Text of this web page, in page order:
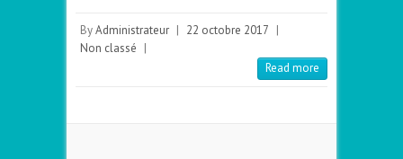
ByAdministrateur 22 octobre 2017
Non classé
Read more